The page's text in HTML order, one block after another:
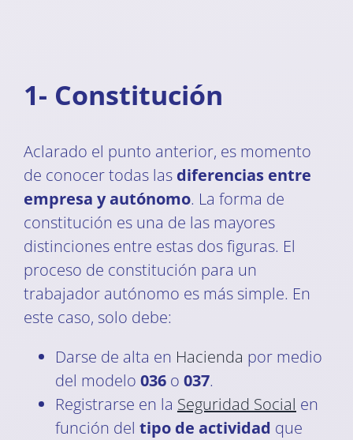
1- Constitución
Aclarado el punto anterior, es momento
de conocer todas las diferencias entre
empresa y autónomo. La forma de
constitución es una de las mayores
distinciones entre estas dos figuras. El
proceso de constitución para un
trabajador autónomo es más simple. En
este caso, solo debe:
Darse de alta en Hacienda por medio
del modelo 036o 037.
Registrarse en la Seguridad Social en
función del tipo de actividad que